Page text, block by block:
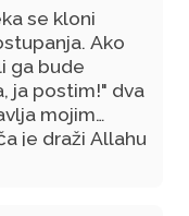
se kloni
Ako
ga bude
ja postim!" dva
mojim
je draži Allahu
hranu, piće i